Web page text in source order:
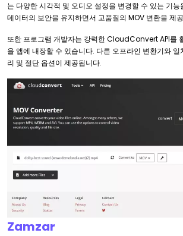
는 다양한 시각적 및 오디오 설정을 변경할 수 있는 기
데이터의 보안을 유지하면서 고품질의 MOV 변환을 제
또한 프로그램 개발자는 강력한 CloudConvert API를
을 앱에 내장할 수 있습니다. 다른 오프라인 변환기와
리 및 절단 옵션이 제공됩니다.
Zamzar